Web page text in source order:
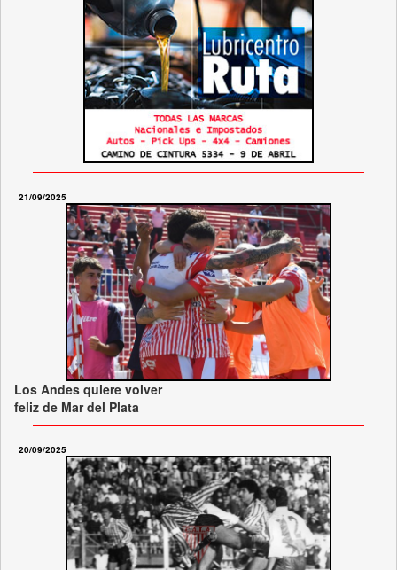
21/09/2025
Los Andes quiere volver
feliz de Mar del Plata
20/09/2025